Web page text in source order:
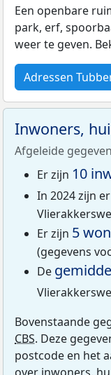
Een openbare
park, erf,
weer te geven.
Adressen
Inwoners,
Afgeleide
Er zijn 10
In 2024 zijn er
Er zijn 5
(gegevens
De
Bovenstaande
CBS. Deze
postcode en het
over inwoners,